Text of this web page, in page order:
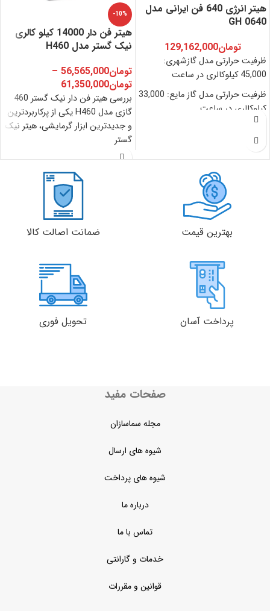
هیتر انرژی 640 فن ایرانی مدل
GH 0640
تومان129,162,000
ظرفیت حرارتی مدل گازشهری:
45,000 کیلوکالری در ساعت
ظرفیت حرارتی مدل گاز مایع: 33,000
کیلوکالری در ساعت
سطح صدا: 59 دسی‌بل
-10%
هیتر فن دار 14000 کیلو کالری
نیک گستر مدل H460
تومان56,565,000
–
تومان61,350,000
بررسی هیتر فن دار نیک گستر 460
گازی مدل H460 یکی از پرکاربردترین
و جدیدترین ابزار گرمایشی، هیتر نیک
گستر
ضمانت اصالت کالا بهترین قیمت
تحویل فوری پرداخت آسان
صفحات مفید
مجله سماسازان
شیوه های ارسال
شیوه های پرداخت
درباره ما
تماس با ما
خدمات و گارانتی
قوانین و مقررات